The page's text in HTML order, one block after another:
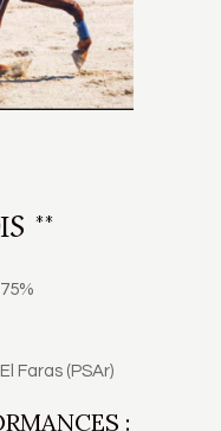
**
Faras (PSAr)
: